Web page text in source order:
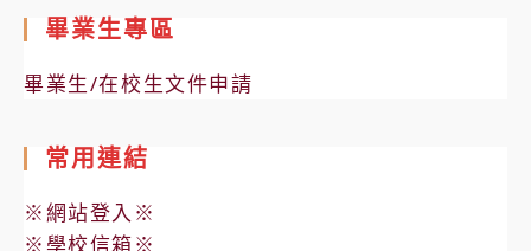
畢業生專區
畢業生/在校生文件申請
常用連結
※網站登入※
※學校信箱※